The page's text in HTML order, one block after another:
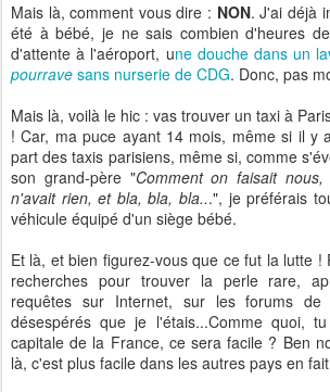
Mais là, comment vous dire : NON. J'ai déjà
été à bébé, je ne sais combien d'heures
d'attente à l'aéroport, une douche dans un
pourrave sans nurserie de CDG. Donc, pas
Mais là, voilà le hic : vas trouver un taxi à
! Car, ma puce ayant 14 mois, même si il y
part des taxis parisiens, même si, comme
son grand-père "Comment on faisait
n'avait rien, et bla, bla, bla...", je préférais
véhicule équipé d'un siège bébé.
Et là, et bien figurez-vous que ce fut la lutte !
recherches pour trouver la perle rare,
requêtes sur Internet, sur les forums de
désespérés que je l'étais...Comme quoi,
capitale de la France, ce sera facile ? Ben
là, c'est plus facile dans les autres pays en